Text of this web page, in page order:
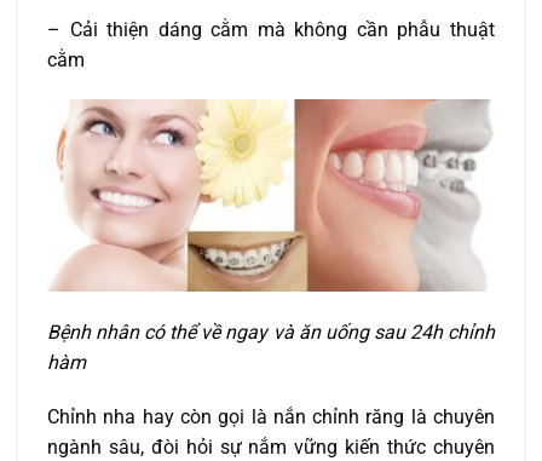
– Cải thiện dáng cằm mà không cần phẫu thuật
cằm
Bệnh nhân có thể về ngay và ăn uống sau 24h chỉnh
hàm
Chỉnh nha hay còn gọi là nắn chỉnh răng là chuyên
ngành sâu, đòi hỏi sự nắm vững kiến thức chuyên